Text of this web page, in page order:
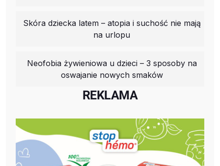
Skóra dziecka latem – atopia i suchość nie mają
na urlopu
Neofobia żywieniowa u dzieci – 3 sposoby na
oswajanie nowych smaków
REKLAMA